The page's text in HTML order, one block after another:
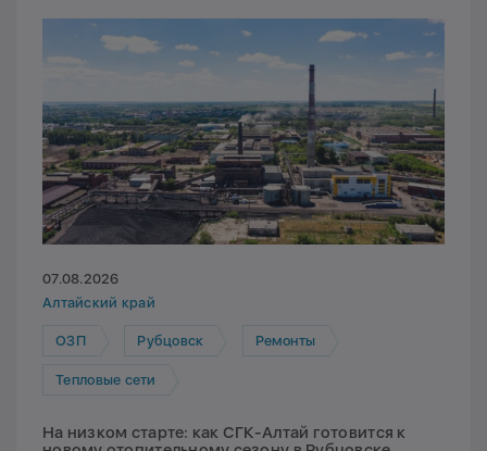
07.08.2026
Алтайский край
ОЗП Рубцовск Ремонты
Тепловые сети
На низком старте: как СГК-Алтай готовится к